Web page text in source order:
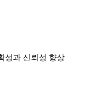
성과 신뢰성 향상